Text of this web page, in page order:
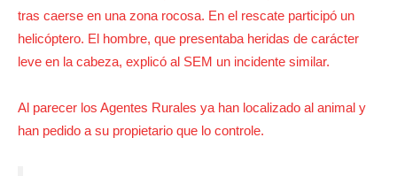
tras caerse en una zona rocosa. En el rescate participó un
helicóptero. El hombre, que presentaba heridas de carácter
leve en la cabeza, explicó al SEM un incidente similar.
Al parecer los Agentes Rurales ya han localizado al animal y
han pedido a su propietario que lo controle.